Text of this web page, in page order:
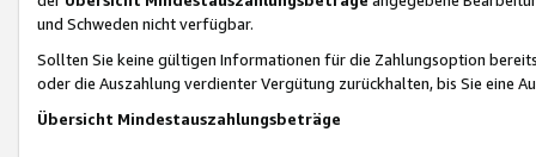
und Schweden nicht verfügbar.
Sollten Sie keine gültigen Informationen für die Zahlungsoption
oder die Auszahlung verdienter Vergütung zurückhalten, bis Sie
Übersicht Mindestauszahlungsbeträge